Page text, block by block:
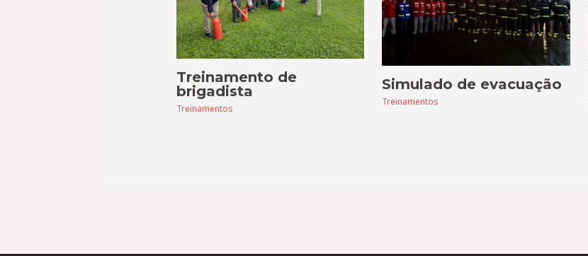
Treinamento de
brigadista
Treinamentos
Simulado de evacuação
Treinamentos